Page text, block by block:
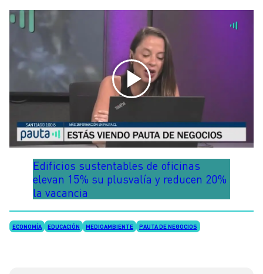
Edificios sustentables de oficinas
elevan 15% su plusvalía y reducen 20%
la vacancia
ECONOMÍA EDUCACIÓN MEDIOAMBIENTE PAUTA DE NEGOCIOS